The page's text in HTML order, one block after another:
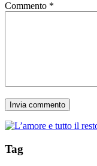
Commento *
Tag